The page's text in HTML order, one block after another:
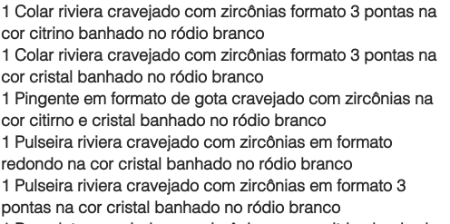
1 Colar riviera cravejado com zircônias formato 3 pontas na
cor citrino banhado no ródio branco
1 Colar riviera cravejado com zircônias formato 3 pontas na
cor cristal banhado no ródio branco
1 Pingente em formato de gota cravejado com zircônias na
cor citirno e cristal banhado no ródio branco
1 Pulseira riviera cravejado com zircônias em formato
redondo na cor cristal banhado no ródio branco
1 Pulseira riviera cravejado com zircônias em formato 3
pontas na cor cristal banhado no ródio branco